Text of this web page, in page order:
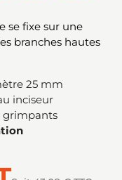
se fixe sur une
branches hautes
25 mm
inciseur
grimpants